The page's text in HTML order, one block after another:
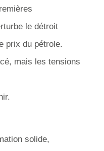
le détroit
prix du pétrole.
mais les tensions
solide,